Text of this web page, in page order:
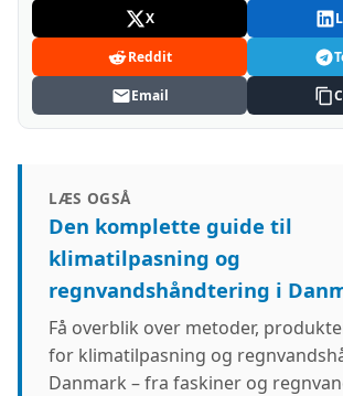
X
Reddit
Email
LÆS OGSÅ
Den komplette guide til
klimatilpasning og
regnvandshåndtering i
Få overblik over metoder,
for klimatilpasning og
Danmark – fra faskiner og